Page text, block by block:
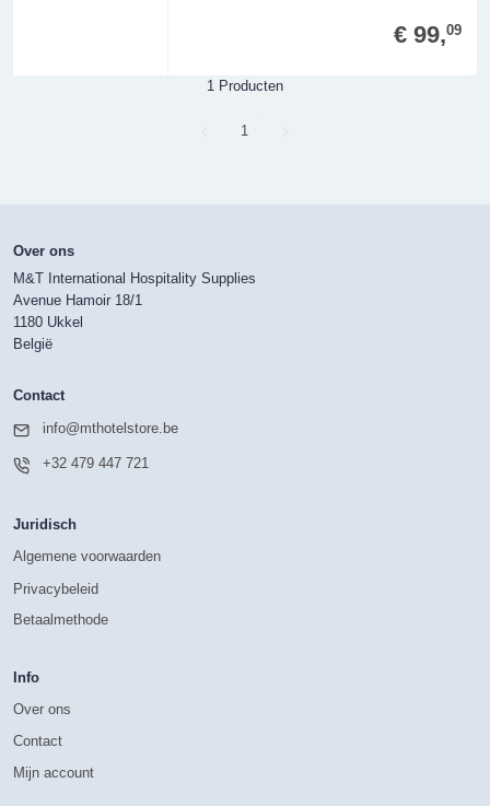
€ 99,09
1 Producten
Page
1
Over ons
M&T International Hospitality Supplies
Avenue Hamoir 18/1
1180 Ukkel
België
Contact
info@mthotelstore.be
+32 479 447 721
Juridisch
Algemene voorwaarden
Privacybeleid
Betaalmethode
Info
Over ons
Contact
Mijn account